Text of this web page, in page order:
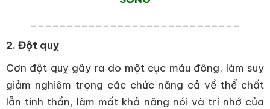
2. Đột quỵ
Cơn đột quỵ gây ra do một cục máu đông, làm suy
giảm nghiêm trọng các chức năng cả về thể chất
lẫn tinh thần, làm mất khả năng nói và trí nhớ của